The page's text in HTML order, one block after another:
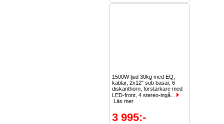
1500W ljud 30kg med EQ,
kablar, 2x12" sub basar, 6
diskanthorn, förstärkare med
LED-front, 4 stereo-ingå...
Läs mer
3 995:-